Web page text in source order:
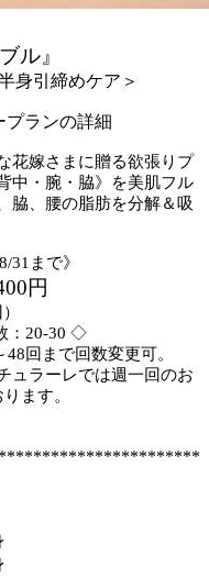
ル』
身引締めケア＞
プランの詳細
花嫁さまに贈る欲張りプ
中・腕・脇》を美肌フル
脇、腰の脂肪を分解＆吸
31まで》
円
：20-30 ◇
回まで回数変更可。
ュラーレでは週一回のお
ます。